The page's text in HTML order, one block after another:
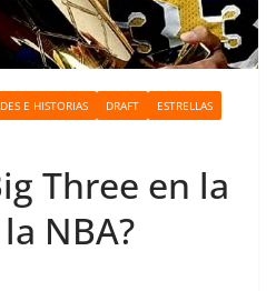
E HISTORIAS DRAFT
ESTRELLAS
Three en la
NBA?